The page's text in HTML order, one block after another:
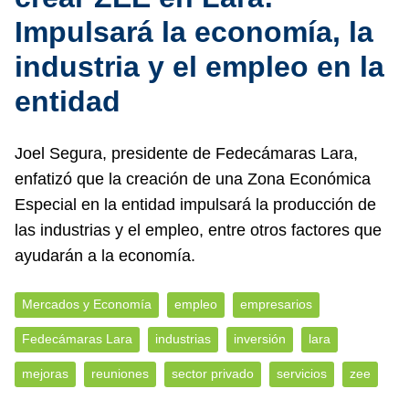
Impulsará la economía, la
industria y el empleo en la
entidad
Joel Segura, presidente de Fedecámaras Lara,
enfatizó que la creación de una Zona Económica
Especial en la entidad impulsará la producción de
las industrias y el empleo, entre otros factores que
ayudarán a la economía.
Mercados y Economía empleo empresarios
Fedecámaras Lara industrias inversión lara
mejoras reuniones sector privado servicios zee